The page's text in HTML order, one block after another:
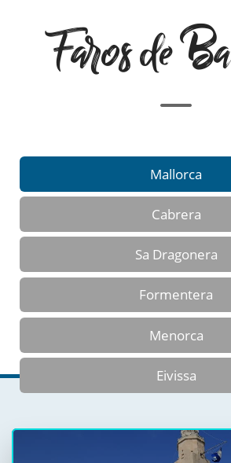
Faros de
Mallorca
Cabrera
Sa Dragonera
Formentera
Menorca
Eivissa